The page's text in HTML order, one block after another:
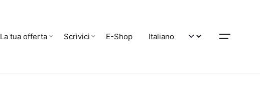
La tua offerta Scrivici E-Shop